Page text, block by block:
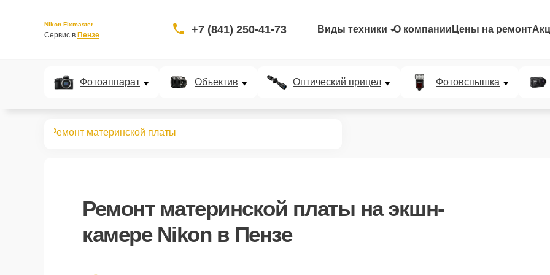
Nikon Fixmaster
Сервис в Пензе +7 (841) 250-41-73 Виды техники О компании Цены на ремонт
Фотоаппарат Объектив Оптический прицел Фотовспышка
Ремонт материнской платы
Ремонт материнской платы на экшн-
камере Nikon в Пензе